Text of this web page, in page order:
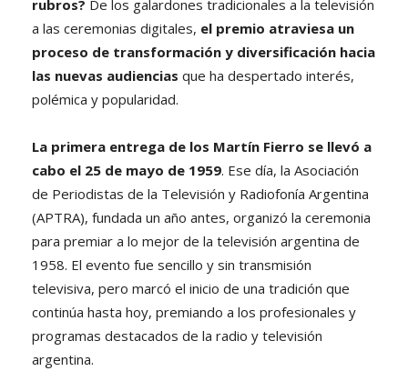
rubros? De los galardones tradicionales a la televisión
a las ceremonias digitales, el premio atraviesa un
proceso de transformación y diversificación hacia
las nuevas audiencias que ha despertado interés,
polémica y popularidad.
La primera entrega de los Martín Fierro se llevó a
cabo el 25 de mayo de 1959. Ese día, la Asociación
de Periodistas de la Televisión y Radiofonía Argentina
(APTRA), fundada un año antes, organizó la ceremonia
para premiar a lo mejor de la televisión argentina de
1958. El evento fue sencillo y sin transmisión
televisiva, pero marcó el inicio de una tradición que
continúa hasta hoy, premiando a los profesionales y
programas destacados de la radio y televisión
argentina.